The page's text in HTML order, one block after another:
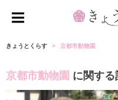
ょ
と
く
きょうとくらす 京都市動物園
京都市動物園 に関する